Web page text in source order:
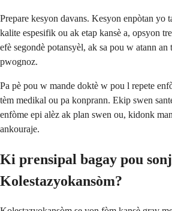
Prepare kesyon davans. Kesyon enpòtan yo
kalite espesifik ou ak etap kansè a, opsyon
efè segondè potansyèl, ak sa pou w atann
pwognoz.
Pa pè pou w mande doktè w pou l repete
tèm medikal ou pa konprann. Ekip swen
enfòme epi alèz ak plan swen ou, kidonk
ankouraje.
Ki prensipal bagay pou
Kolestazyokansòm?